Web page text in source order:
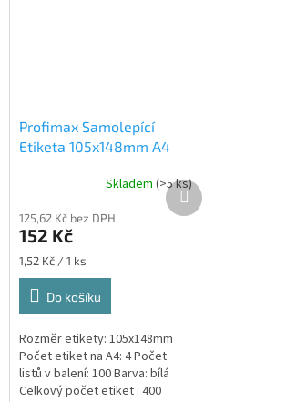
Profimax Samolepící
Etiketa 105x148mm A4
Emy 8588002038082
samolepící bílé A4 105 x
148,5 mm 100 listů
produktu
je
5,0
z
hvězdiček.
Skladem(>5 ks)
125,62 Kč bez DPH
152 Kč
Měrná
cena:
1,52 Kč / 1 ks
Do košíku
Rozměr etikety: 105x148mm
Počet etiket na A4: 4 Počet
listů v balení: 100 Barva: bílá
Celkový počet etiket : 400
Další
produkt